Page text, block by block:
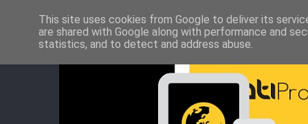
This site uses cookies from Google to deliver its
are shared with Google along with performance and
statistics, and to detect and address abuse.